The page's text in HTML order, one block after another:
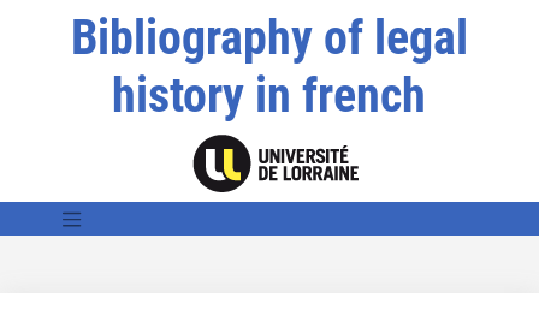
Bibliography of legal
history in french